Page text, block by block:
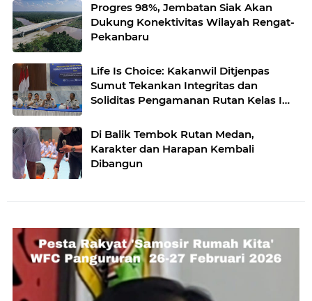
Progres 98%, Jembatan Siak Akan
Dukung Konektivitas Wilayah Rengat-
Pekanbaru
Life Is Choice: Kakanwil Ditjenpas
Sumut Tekankan Integritas dan
Soliditas Pengamanan Rutan Kelas I
Di Balik Tembok Rutan Medan,
Karakter dan Harapan Kembali
Dibangun